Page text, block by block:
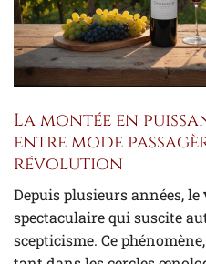
La montée en
entre mode
révolution
Depuis plusieurs années, le
spectaculaire qui suscite
scepticisme. Ce